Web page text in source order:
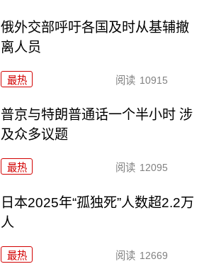
俄外交部呼吁各国及时从基辅撤
离人员
最热 阅读 10915
普京与特朗普通话一个半小时 涉
及众多议题
最热 阅读 12095
日本2025年“孤独死”人数超2.2万
人
最热 阅读 12669